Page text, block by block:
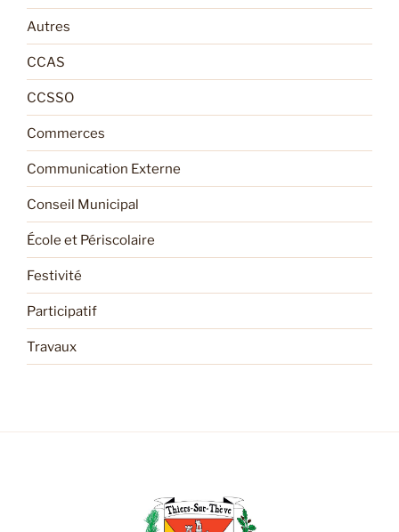
Autres
CCAS
CCSSO
Commerces
Communication Externe
Conseil Municipal
École et Périscolaire
Festivité
Participatif
Travaux